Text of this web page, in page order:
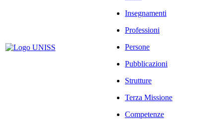
Insegnamenti
Professioni
Persone
Pubblicazioni
Strutture
Terza Missione
Competenze